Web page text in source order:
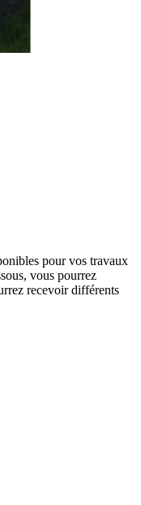
pour vos travaux
vous pourrez
recevoir différents